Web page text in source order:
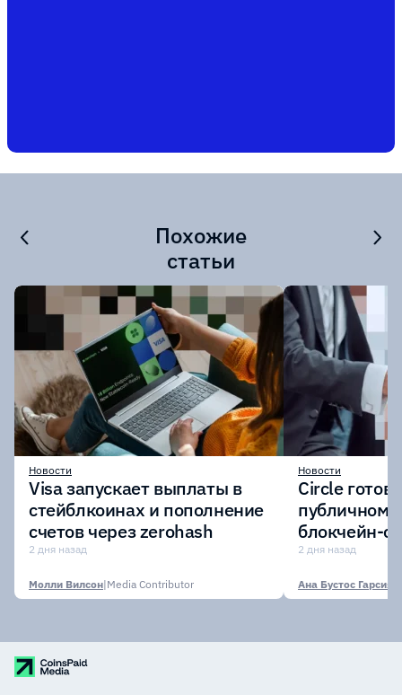
Похожие
статьи
Новости
Visa запускает выплаты в
стейблкоинах и пополнение
счетов через zerohash
2 дня назад
Молли Вилсон|Media Contributor
Новости
Circle
публичному
блокчейн-
участии
2 дня назад
Ана Бустос Гарсия